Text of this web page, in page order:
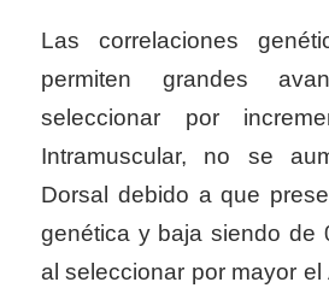
Las correlaciones
permiten grandes
seleccionar por
Intramuscular, no se
Dorsal debido a que
genética y baja siendo de
al seleccionar por mayor el